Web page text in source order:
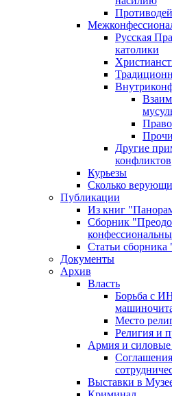
Русская
католики
Другие
конфликтов
Курьезы
Сколько
Публикации
Из книг
Сборник
Статьи сборника
Документы
Архив
Власть
Борьба с
Место
Религия и
Армия и силовые
Выставки в